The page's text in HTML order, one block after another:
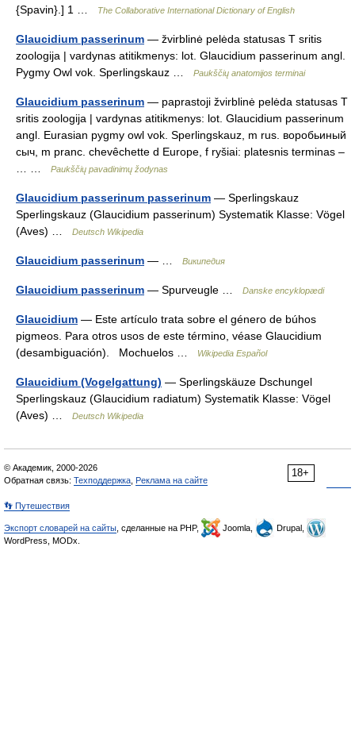
{Spavin}.] 1 …
The Collaborative International Dictionary of English
Glaucidium passerinum — žvirblinė pelėda statusas T sritis
zoologija | vardynas atitikmenys: lot. Glaucidium passerinum angl.
Pygmy Owl vok. Sperlingskauz …
Paukščių anatomijos terminai
Glaucidium passerinum — paprastoji žvirblinė pelėda statusas T
sritis zoologija | vardynas atitikmenys: lot. Glaucidium passerinum
angl. Eurasian pygmy owl vok. Sperlingskauz, m rus. воробьиный
сыч, m pranc. chevêchette d Europe, f ryšiai: platesnis terminas –
Paukščių pavadinimų žodynas
Glaucidium passerinum passerinum — Sperlingskauz
Sperlingskauz (Glaucidium passerinum) Systematik Klasse: Vögel
(Aves) …
Deutsch Wikipedia
Glaucidium passerinum — … Википедия
Glaucidium passerinum — Spurveugle … Danske encyklopædi
Glaucidium — Este artículo trata sobre el género de búhos
pigmeos. Para otros usos de este término, véase Glaucidium
(desambiguación). Mochuelos …
Wikipedia Español
Glaucidium (Vogelgattung) — Sperlingskäuze Dschungel
Sperlingskauz (Glaucidium radiatum) Systematik Klasse: Vögel
(Aves) …
Deutsch Wikipedia
18+
© Академик, 2000-2026
Обратная связь: Техподдержка Реклама на сайте
👣 Путешествия
Экспорт словарей на сайты , сделанные на PHP, Joomla,
Drupal,
WordPress, MODx.